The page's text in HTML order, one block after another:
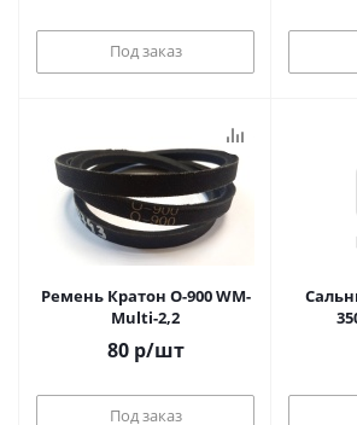
Под заказ
Ремень Кратон O-900 WM-
Multi-2,2
80р/шт
Под заказ